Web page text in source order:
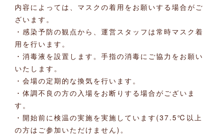
内容によっては、マスクの着用をお願いする場合がご
ざいます。
・感染予防の観点から、運営スタッフは常時マスク着
用を行います。
・消毒液を設置します。手指の消毒にご協力をお願い
いたします。
・会場の定期的な換気を行います。
・体調不良の方の入場をお断りする場合がございま
す。
・開始前に検温の実施を実施しています(37.5℃以上
の方はご参加いただけません)。